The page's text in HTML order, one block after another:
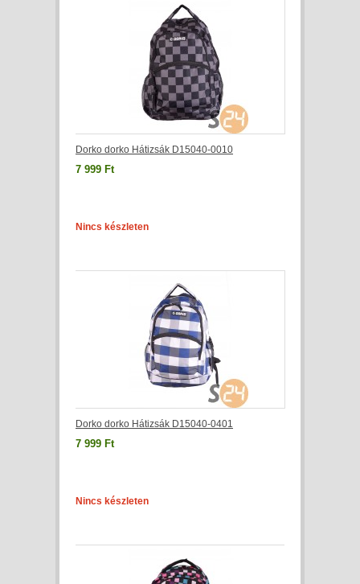
Dorko dorko Hátizsák D15040-0010
7 999 Ft
Nincs készleten
Dorko dorko Hátizsák D15040-0401
7 999 Ft
Nincs készleten